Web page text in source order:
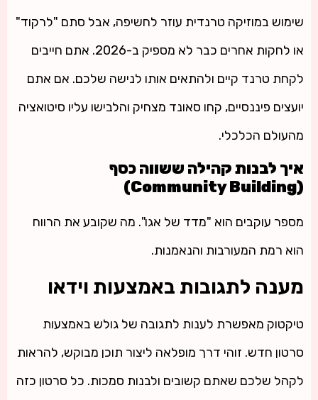
שימוש במוזיקה טרנדית עוזר לחשיפה, אבל סתם "לרקוד"
או לחקות אחרים כבר לא מספיק ב-2026. אתם חייבים
לקחת טרנד קיים ולהתאים אותו לנישה שלכם. אם אתם
יועצים פיננסיים, קחו סאונד מצחיק והלבישו עליו סיטואציה
מהעולם הכלכלי.
איך לבנות קהילה ששווה כסף
(Community Building)
מספר עוקבים הוא "מדד של אגו". מה שקובע את הרווח
הוא רמת המעורבות והנאמנות.
מענה לתגובות באמצעות וידאו
טיקטוק מאפשרת לענות לתגובה של גולש באמצעות
סרטון חדש. זוהי דרך מופלאה ליצור תוכן מבוקש, להראות
לקהל שלכם שאתם קשובים ולבנות סמכות. כל סרטון כזה